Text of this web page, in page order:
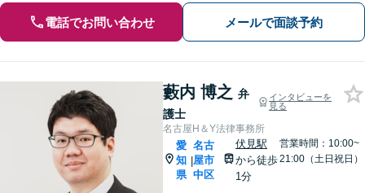
電話でお問い合わせ メールで面談予約
藪内 博之 弁
護士
インタビューを
見る
名古屋H＆Y法律事務所
愛
知
県
|
名古
屋市
中区
伏見駅
から徒歩
1分
営業時間：10:00~
21:00（土日祝日）